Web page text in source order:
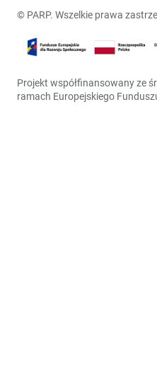
© PARP. Wszelkie prawa
Projekt współfinansowany ze
ramach Europejskiego